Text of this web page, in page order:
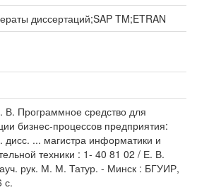
диссертаций;SAP TM;ETRAN
В. Программное средство для
бизнес-процессов предприятия:
дисс. ... магистра информатики и
техники : 1- 40 81 02 / Е. В.
рук. М. М. Татур. - Минск : БГУИР,
с.